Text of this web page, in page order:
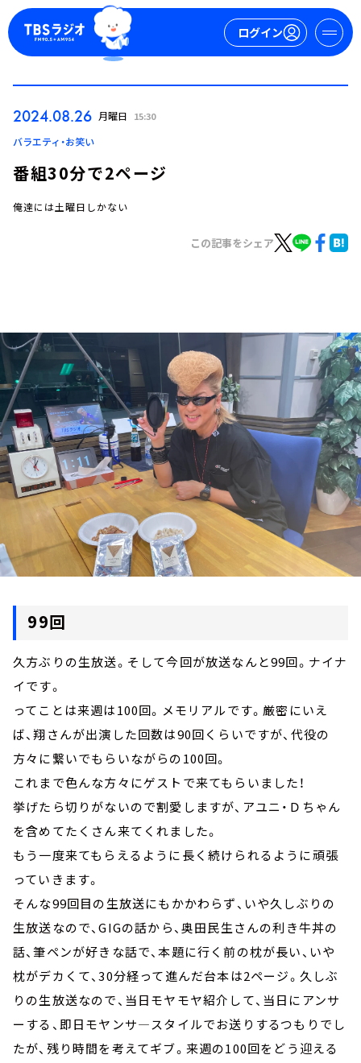
ログイン
ログイン
トピックス
TBS Podcast
お知らせ
イベント・グッズ
YouTube
会社情報
2024.08.26 月曜日 15:30
バラエティ・お笑い
番組30分で2ページ
俺達には土曜日しかない
この記事をシェア
99回
久方ぶりの生放送。そして今回が放送なんと99回。ナイナ
イです。
ってことは来週は100回。メモリアルです。厳密にいえ
ば、翔さんが出演した回数は90回くらいですが、代役の
方々に繋いでもらいながらの100回。
これまで色んな方々にゲストで来てもらいました！
挙げたら切りがないので割愛しますが、アユニ・Ｄちゃん
を含めてたくさん来てくれました。
もう一度来てもらえるように長く続けられるように頑張
っていきます。
そんな99回目の生放送にもかかわらず、いや久しぶりの
生放送なので、GIGの話から、奥田民生さんの利き牛丼の
話、筆ペンが好きな話で、本題に行く前の枕が長い、いや
枕がデカくて、30分経って進んだ台本は2ページ。久しぶ
りの生放送なので、当日モヤモヤ紹介して、当日にアンサ
ーする、即日モヤンサ―スタイルでお送りするつもりでし
たが、残り時間を考えてギブ。来週の100回をどう迎える